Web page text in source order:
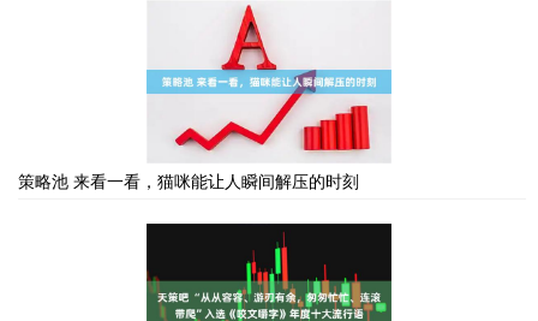
策略池 来看一看，猫咪能让人瞬间解压的时刻